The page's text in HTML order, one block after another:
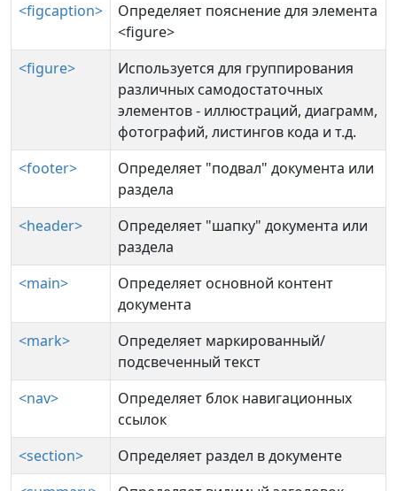
<figcaption>
Определяет пояснение для элемента
<figure>
<figure>
Используется для группирования
различных самодостаточных
элементов - иллюстраций, диаграмм,
фотографий, листингов кода и т.д.
<footer>
Определяет "подвал" документа или
раздела
<header>
Определяет "шапку" документа или
раздела
<main>
Определяет основной контент
документа
<mark>
Определяет маркированный/
подсвеченный текст
<nav>
Определяет блок навигационных
ссылок
<section>
Определяет раздел в документе